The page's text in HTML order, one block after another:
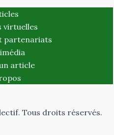
virtuelles
partenariats
article
Tous droits réservés.